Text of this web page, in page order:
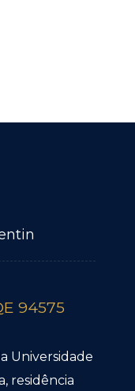
94575
Universidade
residência